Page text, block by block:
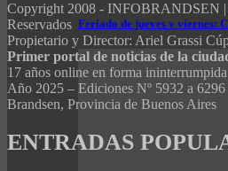
Feriado de jueves y viernes:
Copyright 2008 - INFOBRANDSEN |
Reservados
Propietario y Director: Ariel Grassi
Primer portal de noticias de la
17 años online en forma ininterrumpida
Año 2025 – Ediciones Nº 5932 a 6296
Brandsen, Provincia de Buenos Aires
ENTRADAS